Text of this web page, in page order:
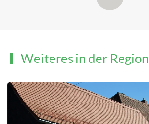
Weiteres in der